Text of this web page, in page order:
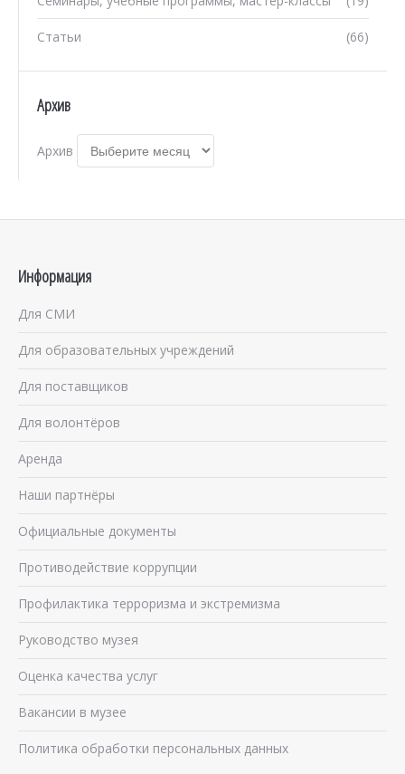
(66)
Статьи
Архив
Архив
Информация
Для СМИ
Для образовательных учреждений
Для поставщиков
Для волонтёров
Аренда
Наши партнёры
Официальные документы
Противодействие коррупции
Профилактика терроризма и экстремизма
Руководство музея
Оценка качества услуг
Вакансии в музее
Политика обработки персональных данных